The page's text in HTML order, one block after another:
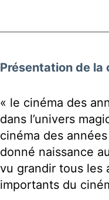
Présentation de la
« le cinéma des
dans l’univers
cinéma des
donné naissance
vu grandir tous les
importants du